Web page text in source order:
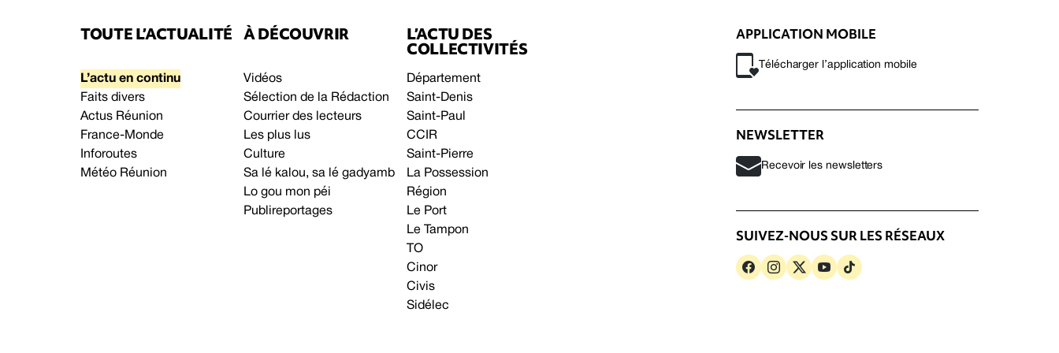
TOUTE L’ACTUALITÉ
L’actu en continu
Faits divers
Actus Réunion
France-Monde
Inforoutes
Météo Réunion
À DÉCOUVRIR
Vidéos
Sélection de la Rédaction
Courrier des lecteurs
Les plus lus
Culture
Sa lé kalou, sa lé gadyamb
Lo gou mon péi
Publireportages
L’ACTU DES
COLLECTIVITÉS
Département
Saint-Denis
Saint-Paul
CCIR
Saint-Pierre
La Possession
Région
Le Port
Le Tampon
TO
Cinor
Civis
Sidélec
APPLICATION MOBILE
Télécharger l’application mobile
NEWSLETTER
Recevoir les newsletters
SUIVEZ-NOUS SUR LES RÉSEAUX